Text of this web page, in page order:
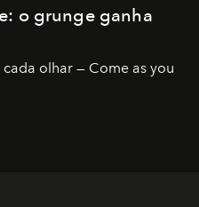
o grunge ganha
olhar — Come as you